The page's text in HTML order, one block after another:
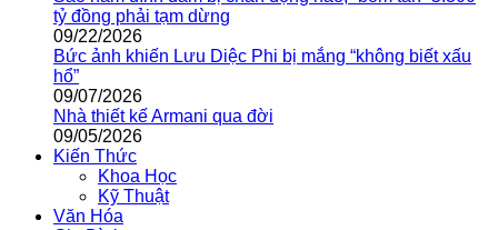
tỷ đồng phải tạm dừng
09/22/2026
Bức ảnh khiến Lưu Diệc Phi bị mắng “không biết xấu
hổ”
09/07/2026
Nhà thiết kế Armani qua đời
09/05/2026
Kiến Thức
Khoa Học
Kỹ Thuật
Văn Hóa